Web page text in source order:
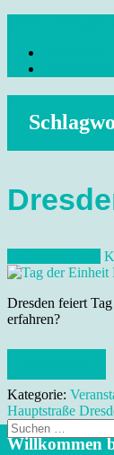
content
Reisetipps
Dresden feiert
erfahren?
Kategorie:
Hauptstraße
Suche
nach:
Willkommen